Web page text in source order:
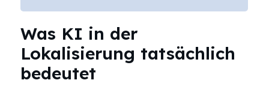
Was KI in der
Lokalisierung tatsächlich
bedeutet